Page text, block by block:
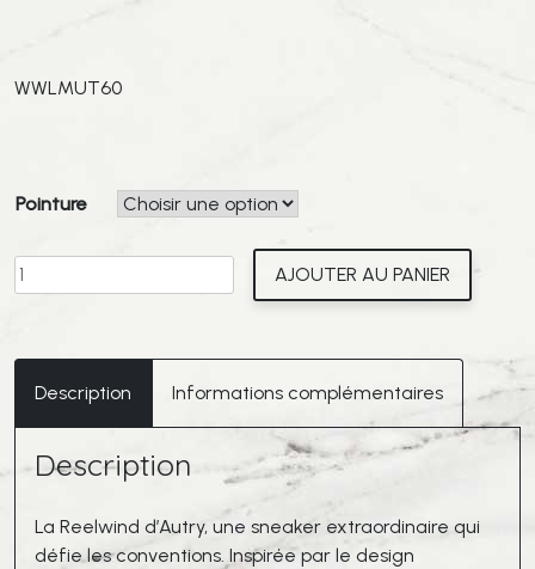
WWLMUT60
Pointure
quantité
de
-
Reelwind
AJOUTER AU PANIER
Description Informations complémentaires
Description
La Reelwind d’Autry, une sneaker extraordinaire qui
défie les conventions. Inspirée par le design